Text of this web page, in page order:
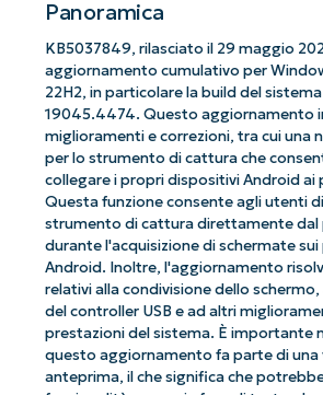
Panoramica
KB5037849, rilasciato il 29 maggio
aggiornamento cumulativo per
22H2, in particolare la build del
19045.4474. Questo aggiornamento
miglioramenti e correzioni, tra cui una
per lo strumento di cattura che
collegare i propri dispositivi Android ai
Questa funzione consente agli utenti
strumento di cattura direttamente dal
durante l'acquisizione di schermate
Android. Inoltre, l'aggiornamento
relativi alla condivisione dello
del controller USB e ad altri
prestazioni del sistema. È importante
questo aggiornamento fa parte di una
anteprima, il che significa che